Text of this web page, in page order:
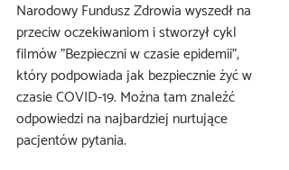
Narodowy Fundusz Zdrowia wyszedł na
przeciw oczekiwaniom i stworzył cykl
filmów "Bezpieczni w czasie epidemii",
który podpowiada jak bezpiecznie żyć w
czasie COVID-19. Można tam znaleźć
odpowiedzi na najbardziej nurtujące
pacjentów pytania.